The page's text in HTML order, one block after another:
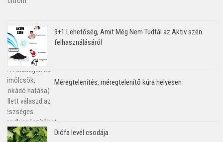
9+1 Lehetőség, Amit Még Nem Tudtál az Aktiv szén
felhasználásáról
Méregtelenítés, méregtelenítő kúra helyesen
Diófa levél csodája